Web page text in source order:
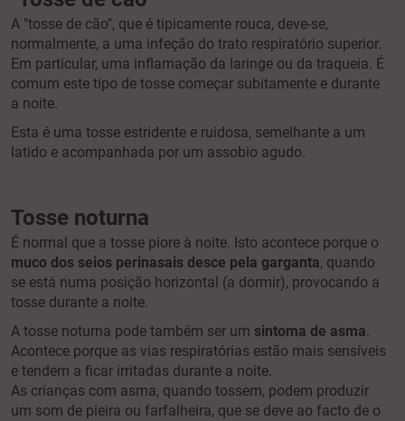
A "tosse de cão", que é tipicamente rouca, deve-se,
normalmente, a uma infeção do trato respiratório superior.
Em particular, uma inflamação da laringe ou da traqueia. É
comum este tipo de tosse começar subitamente e durante
a noite.
Esta é uma tosse estridente e ruidosa, semelhante a um
latido e acompanhada por um assobio agudo.
Tosse noturna
É normal que a tosse piore à noite. Isto acontece porque o
muco dos seios perinasais desce pela garganta, quando
se está numa posição horizontal (a dormir), provocando a
tosse durante a noite.
A tosse noturna pode também ser um sintoma de asma.
Acontece porque as vias respiratórias estão mais sensíveis
e tendem a ficar irritadas durante a noite.
As crianças com asma, quando tossem, podem produzir
um som de pieira ou farfalheira, que se deve ao facto de o